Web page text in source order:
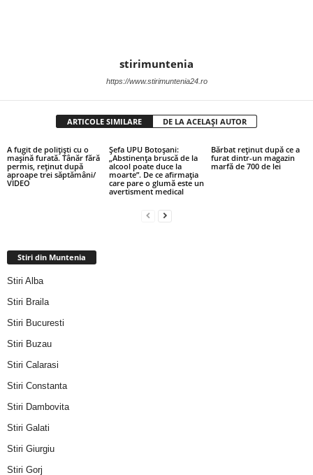
stirimuntenia
https://www.stirimuntenia24.ro
ARTICOLE SIMILARE DE LA ACELAȘI AUTOR
A fugit de polițiști cu o
mașină furată. Tânăr fără
permis, reținut după
aproape trei săptămâni/
VIDEO
Șefa UPU Botoșani:
„Abstinența bruscă de la
alcool poate duce la
moarte”. De ce afirmația
care pare o glumă este un
avertisment medical
Bărbat reținut după ce a
furat dintr-un magazin
marfă de 700 de lei
Stiri din Muntenia
Stiri Alba
Stiri Braila
Stiri Bucuresti
Stiri Buzau
Stiri Calarasi
Stiri Constanta
Stiri Dambovita
Stiri Galati
Stiri Giurgiu
Stiri Gorj